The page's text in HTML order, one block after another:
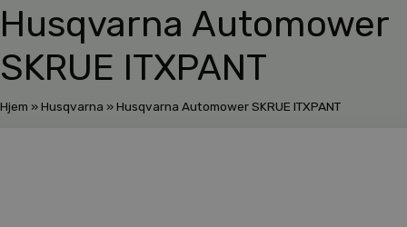
Husqvarna Automower
SKRUE ITXPANT
Hjem »Husqvarna »Husqvarna Automower SKRUE ITXPANT